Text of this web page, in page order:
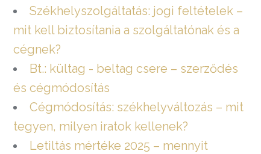
Székhelyszolgáltatás: jogi feltételek –
mit kell biztosítania a szolgáltatónak és a
cégnek?
Bt.: kültag - beltag csere – szerződés
és cégmódosítás
Cégmódosítás: székhelyváltozás – mit
tegyen, milyen iratok kellenek?
Letiltás mértéke 2025 – mennyit